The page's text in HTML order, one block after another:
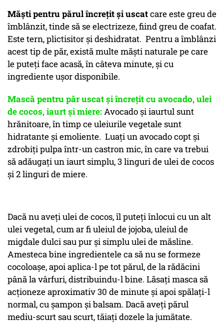
Măști pentru părul încrețit și uscatcare este greu de
îmblânzit, tinde să se electrizeze, fiind greu de coafat.
Este tern, plictisitor și deshidratat. Pentru a îmblânzi
acest tip de păr, există multe măști naturale pe care
le puteți face acasă, în câteva minute, și cu
ingrediente ușor disponibile.
Mască pentru păr uscat și încrețit cu avocado, ulei
de cocos, iaurt și miere:Avocado și iaurtul sunt
hrănitoare, în timp ce uleiurile vegetale sunt
hidratante și emoliente. Luați un avocado copt și
zdrobiți pulpa într-un castron mic, în care va trebui
să adăugați un iaurt simplu, 3 linguri de ulei de cocos
și 2 linguri de miere.
Dacă nu aveți ulei de cocos, îl puteți înlocui cu un alt
ulei vegetal, cum ar fi uleiul de jojoba, uleiul de
migdale dulci sau pur și simplu ulei de măsline.
Amesteca bine ingredientele ca să nu se formeze
cocoloașe, apoi aplica-l pe tot părul, de la rădăcini
până la vârfuri, distribuindu-l bine. Lăsați masca să
acționeze aproximativ 30 de minute și apoi spălați-l
normal, cu șampon și balsam. Dacă aveți părul
mediu-scurt sau scurt, tăiați dozele la jumătate.